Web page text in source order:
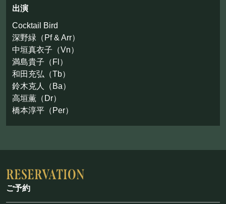
出演
Cocktail Bird
深野緑（Pf & Arr）
中垣真衣子（Vn）
満島貴子（Fl）
和田充弘（Tb）
鈴木克人（Ba）
高垣薫（Dr）
橋本淳平（Per）
ご予約